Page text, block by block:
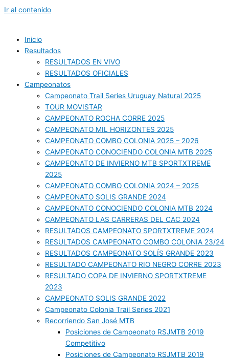
Ir al contenido
Inicio
Resultados
RESULTADOS EN VIVO
RESULTADOS OFICIALES
Campeonatos
Campeonato Trail Series Uruguay Natural 2025
TOUR MOVISTAR
CAMPEONATO ROCHA CORRE 2025
CAMPEONATO MIL HORIZONTES 2025
CAMPEONATO COMBO COLONIA 2025 – 2026
CAMPEONATO CONOCIENDO COLONIA MTB 2025
CAMPEONATO DE INVIERNO MTB SPORTXTREME
2025
CAMPEONATO COMBO COLONIA 2024 – 2025
CAMPEONATO SOLIS GRANDE 2024
CAMPEONATO CONOCIENDO COLONIA MTB 2024
CAMPEONATO LAS CARRERAS DEL CAC 2024
RESULTADOS CAMPEONATO SPORTXTREME 2024
RESULTADOS CAMPEONATO COMBO COLONIA 23/24
RESULTADOS CAMPEONATO SOLÍS GRANDE 2023
RESULTADO CAMPEONATO RIO NEGRO CORRE 2023
RESULTADO COPA DE INVIERNO SPORTXTREME
2023
CAMPEONATO SOLIS GRANDE 2022
Campeonato Colonia Trail Series 2021
Recorriendo San José MTB
Posiciones de Campeonato RSJMTB 2019
Competitivo
Posiciones de Campeonato RSJMTB 2019